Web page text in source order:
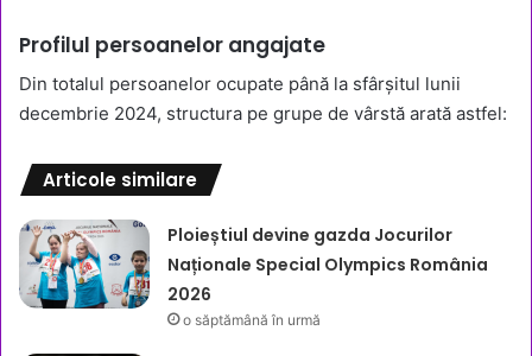
Profilul persoanelor angajate
Din totalul persoanelor ocupate până la sfârșitul lunii
decembrie 2024, structura pe grupe de vârstă arată astfel:
Articole similare
Ploieștiul devine gazda Jocurilor
Naționale Special Olympics România
2026
o săptămână în urmă